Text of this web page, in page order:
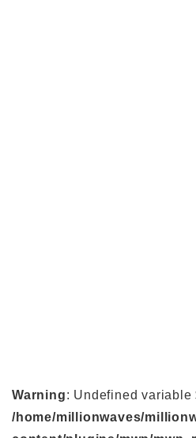
Warning: Undefined
/home/millionwaves/